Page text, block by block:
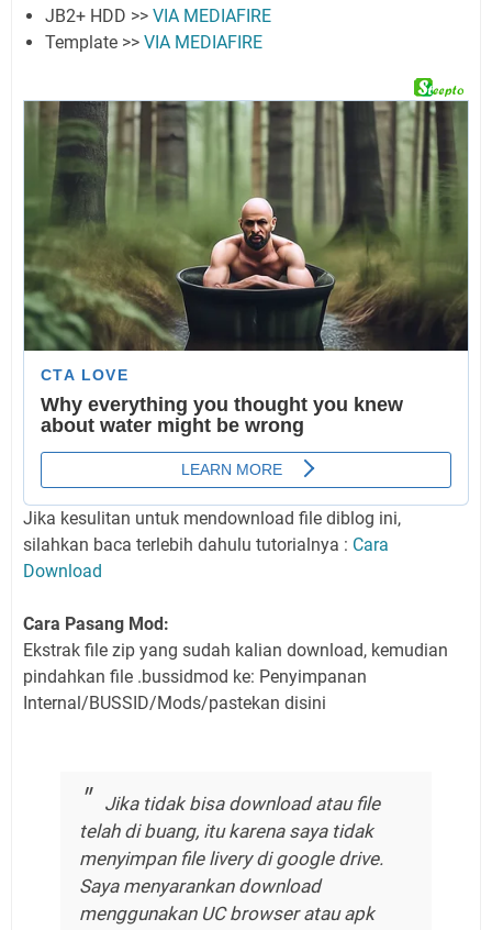
JB2+ HDD >> VIA MEDIAFIRE
Template >> VIA MEDIAFIRE
Jika kesulitan untuk mendownload file diblog ini,
silahkan baca terlebih dahulu tutorialnya : Cara
Download
Cara Pasang Mod:
Ekstrak file zip yang sudah kalian download, kemudian
pindahkan file .bussidmod ke: Penyimpanan
Internal/BUSSID/Mods/pastekan disini
Jika tidak bisa download atau file
telah di buang, itu karena saya tidak
menyimpan file livery di google drive.
Saya menyarankan download
menggunakan UC browser atau apk